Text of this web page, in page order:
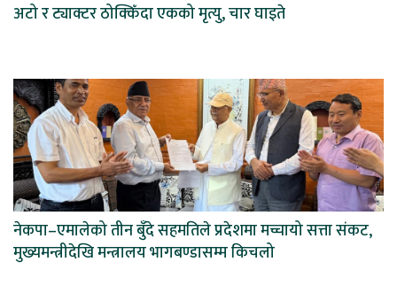
अटो र ट्याक्टर ठोक्किँदा एकको मृत्यु, चार घाइते
नेकपा–एमालेको तीन बुँदे सहमतिले प्रदेशमा मच्चायो सत्ता संकट,
मुख्यमन्त्रीदेखि मन्त्रालय भागबण्डासम्म किचलो